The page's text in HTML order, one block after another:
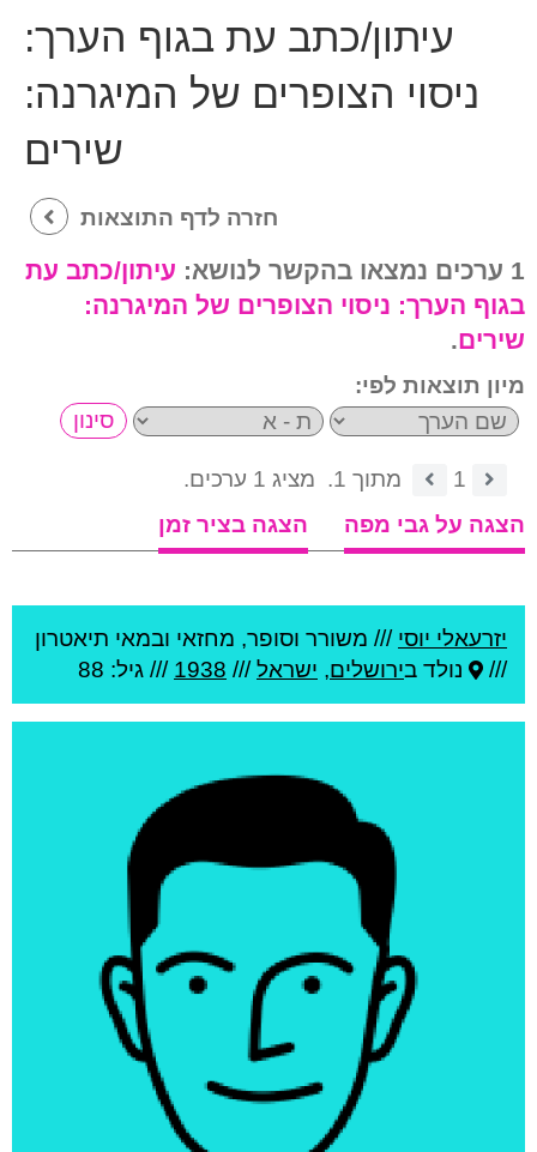
עיתון/כתב עת בגוף הערך:
ניסוי הצופרים של המיגרנה:
שירים
חזרה לדף התוצאות
1 ערכים נמצאו בהקשר לנושא:
עיתון/כתב עת
בגוף הערך: ניסוי הצופרים של המיגרנה:
שירים.
מיון תוצאות לפי:
1 מתוך 1.
מציג 1 ערכים.
הצגה על גבי מפה
הצגה בציר זמן
יזרעאלי יוסי /// משורר וסופר, מחזאי ובמאי תיאטרון
///
נולד בירושלים, ישראל///
1938 /// גיל: 88